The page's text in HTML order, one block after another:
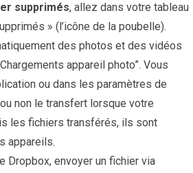
supprimés, allez dans votre tableau
» (l’icône de la poubelle).
des photos et des vidéos
appareil photo”. Vous
ou dans les paramètres de
non le transfert lorsque votre
les fichiers transférés, ils sont
appareils.
Dropbox, envoyer un fichier via